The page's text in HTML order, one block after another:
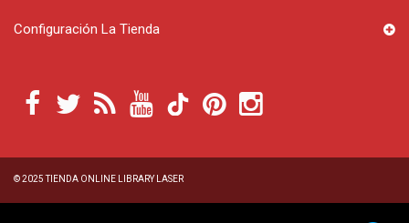
© 2025TIENDA ONLINE LIBRARY LASER
Configuración La Tienda